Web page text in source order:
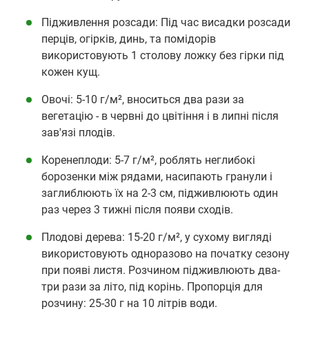
Підживлення розсади: Під час висадки розсади
перців, огірків, динь, та помідорів
використовують 1 столову ложку без гірки під
кожен кущ.
Овочі: 5-10 г/м², вноситься два рази за
вегетацію - в червні до цвітіння і в липні після
зав'язі плодів.
Коренеплоди: 5-7 г/м², роблять неглибокі
борозенки між рядами, насипають гранули і
заглиблюють їх на 2-3 см, підживлюють один
раз через 3 тижні після появи сходів.
Плодові дерева: 15-20 г/м², у сухому вигляді
використовують одноразово на початку сезону
при появі листя. Розчином підживлюють два-
три рази за літо, під корінь. Пропорція для
розчину: 25-30 г на 10 літрів води.